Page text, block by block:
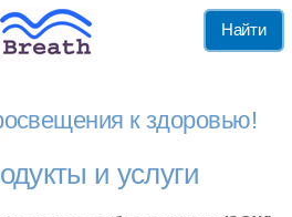
Найти
к здоровью!
и услуги